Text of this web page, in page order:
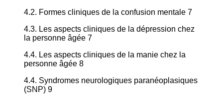
4.2. Formes cliniques de la confusion mentale 7
4.3. Les aspects cliniques de la dépression chez
la personne âgée 7
4.4. Les aspects cliniques de la manie chez la
personne âgée 8
4.4. Syndromes neurologiques paranéoplasiques
(SNP) 9